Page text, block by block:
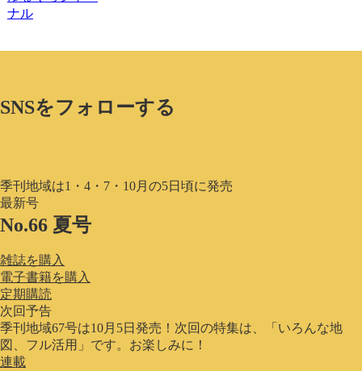
ナル
SNSをフォローする
季刊地域は1・4・7・10月の5日頃に発売
最新号
No.66 夏号
雑誌を購入
電子書籍を購入
定期購読
次回予告
季刊地域67号は10月5日発売！次回の特集は、「いろんな地
図、フル活用」です。お楽しみに！
連載